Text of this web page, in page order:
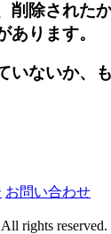
削除された
あります。
いないか、
お問い合わせ
rights reserved.